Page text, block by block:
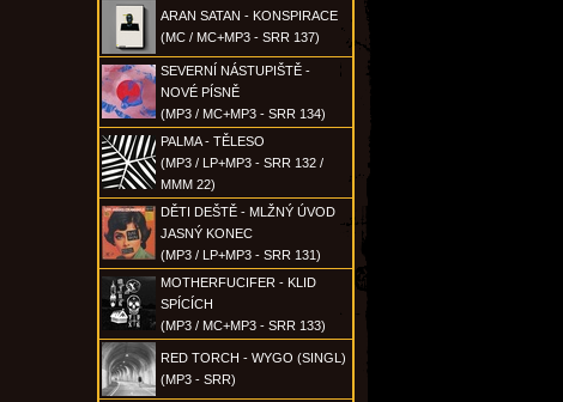
ARAN SATAN - KONSPIRACE
(MC / MC+MP3 - SRR 137)
SEVERNÍ NÁSTUPIŠTĚ -
NOVÉ PÍSNĚ
(MP3 / MC+MP3 - SRR 134)
PALMA - TĚLESO
(MP3 / LP+MP3 - SRR 132 /
MMM 22)
DĚTI DEŠTĚ - MLŽNÝ ÚVOD
JASNÝ KONEC
(MP3 / LP+MP3 - SRR 131)
MOTHERFUCIFER - KLID
SPÍCÍCH
(MP3 / MC+MP3 - SRR 133)
RED TORCH - WYGO (SINGL)
(MP3 - SRR)